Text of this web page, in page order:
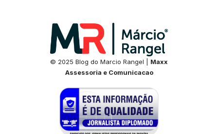
© 2025 Blog do Marcio Rangel | Maxx
Assessoria e Comunicacao